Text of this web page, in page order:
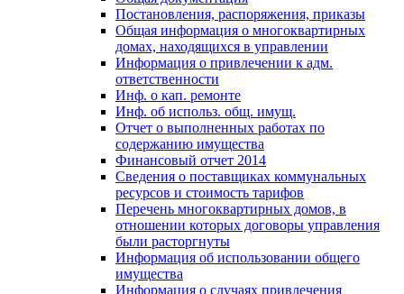
Постановления, распоряжения, приказы
Общая информация о многоквартирных
домах, находящихся в управлении
Информация о привлечении к адм.
ответственности
Инф. о кап. ремонте
Инф. об использ. общ. имущ.
Отчет о выполненных работах по
содержанию имущества
Финансовый отчет 2014
Сведения о поставщиках коммунальных
ресурсов и стоимость тарифов
Перечень многоквартирных домов, в
отношении которых договоры управления
были расторгнуты
Информация об использовании общего
имущества
Информация о случаях привлечения